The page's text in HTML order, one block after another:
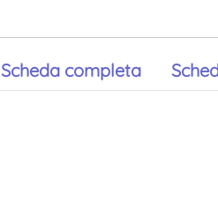
Scheda completa